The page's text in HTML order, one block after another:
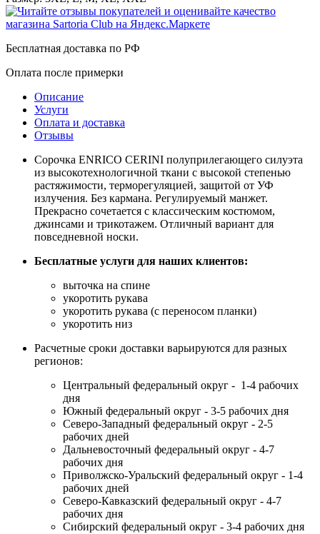
Бесплатная доставка по РФ
Оплата после примерки
Описание
Услуги
Оплата и доставка
Отзывы
Сорочка ENRICO CERINI полуприлегающего силуэта
из высокотехнологичной ткани с высокой степенью
растяжимости, терморегуляцией, защитой от УФ
излучения. Без кармана. Регулируемый манжет.
Прекрасно сочетается с классическим костюмом,
джинсами и трикотажем. Отличный вариант для
повседневной носки.
Бесплатные услуги для наших клиентов:
выточка на спине
укоротить рукава
укоротить рукава (с переносом планки)
укоротить низ
Расчетные сроки доставки варьируются для разных
регионов:
Центральный федеральный округ - 1-4 рабочих
дня
Южный федеральный округ - 3-5 рабочих дня
Северо-Западный федеральный округ - 2-5
рабочих дней
Дальневосточный федеральный округ - 4-7
рабочих дня
Приволжско-Уральский федеральный округ - 1-4
рабочих дней
Северо-Кавказский федеральный округ - 4-7
рабочих дня
Сибирский федеральный округ - 3-4 рабочих дня